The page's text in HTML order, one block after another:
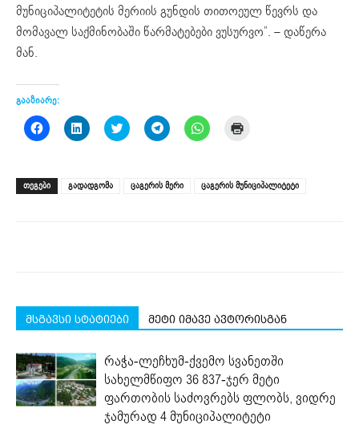
მუნიციპალიტეტის მერიის გუნდის თითოეულ წევრს და
მომავალ საქმინობაში წარმატებები ვუსურვო”. – დაწერა
მან.
გააზიარე:
Click
to
(Opens
in
new
Click
to
(Opens
in
Click
to
(Opens
in
Click
to
(Opens
in
Click
to
(Opens
in
new
window)
ᲗᲔᲒᲔᲑᲘ გადადგომა ცაგერის მერი ცაგერის მუნიციპალიტეტი
მსგავსი სტატიები მეტი იმავე ავტორისგან
რაჭა-ლეჩხუმ-ქვემო სვანეთში
სახელმწიფო 36 837-ჯერ მეტი
ფართობის საძოვრებს ფლობს, ვიდრე
ჯამურად 4 მუნიციპალიტეტი